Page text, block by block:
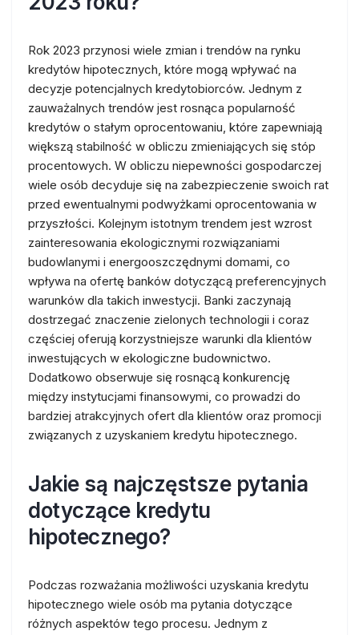
Rok 2023 przynosi wiele zmian i trendów na rynku
kredytów hipotecznych, które mogą wpływać na
decyzje potencjalnych kredytobiorców. Jednym z
zauważalnych trendów jest rosnąca popularność
kredytów o stałym oprocentowaniu, które zapewniają
większą stabilność w obliczu zmieniających się stóp
procentowych. W obliczu niepewności gospodarczej
wiele osób decyduje się na zabezpieczenie swoich rat
przed ewentualnymi podwyżkami oprocentowania w
przyszłości. Kolejnym istotnym trendem jest wzrost
zainteresowania ekologicznymi rozwiązaniami
budowlanymi i energooszczędnymi domami, co
wpływa na ofertę banków dotyczącą preferencyjnych
warunków dla takich inwestycji. Banki zaczynają
dostrzegać znaczenie zielonych technologii i coraz
częściej oferują korzystniejsze warunki dla klientów
inwestujących w ekologiczne budownictwo.
Dodatkowo obserwuje się rosnącą konkurencję
między instytucjami finansowymi, co prowadzi do
bardziej atrakcyjnych ofert dla klientów oraz promocji
związanych z uzyskaniem kredytu hipotecznego.
Jakie są najczęstsze pytania
dotyczące kredytu
hipotecznego?
Podczas rozważania możliwości uzyskania kredytu
hipotecznego wiele osób ma pytania dotyczące
różnych aspektów tego procesu. Jednym z